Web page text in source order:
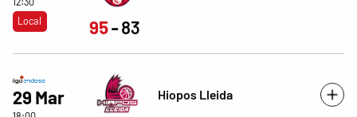
Local
95 83
29 Mar Hiopos Lleida